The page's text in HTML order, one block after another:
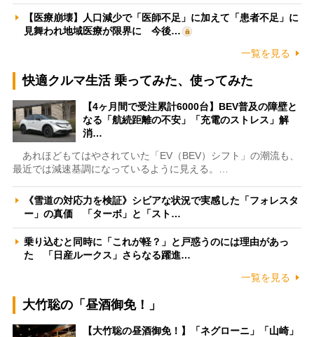
【医療崩壊】人口減少で「医師不足」に加えて「患者不足」に
見舞われ地域医療が限界に 今後…
一覧を見る
快適クルマ生活 乗ってみた、使ってみた
【4ヶ月間で受注累計6000台】BEV普及の障壁と
なる「航続距離の不安」「充電のストレス」解
消…
あれほどもてはやされていた「EV（BEV）シフト」の潮流も、
最近では減速基調になっているように見える。…
《雪道の対応力を検証》シビアな状況で実感した「フォレスタ
ー」の真価 「ターボ」と「スト…
乗り込むと同時に「これが軽？」と戸惑うのには理由があっ
た 「日産ルークス」さらなる躍進…
一覧を見る
大竹聡の「昼酒御免！」
【大竹聡の昼酒御免！】「ネグローニ」「山崎」